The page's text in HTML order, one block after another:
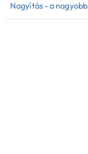
Nagyítás - a